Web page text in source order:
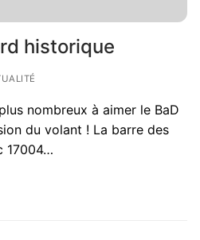
historique
nombreux à aimer le BaD
du volant ! La barre des
17004…